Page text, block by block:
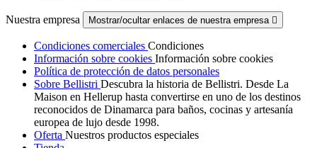
Nuestra empresa Mostrar/ocultar enlaces de nuestra empresa 
Condiciones comerciales Condiciones
Información sobre cookies Información sobre cookies
Política de protección de datos personales
Sobre Bellistri Descubra la historia de Bellistri. Desde La
Maison en Hellerup hasta convertirse en uno de los destinos
reconocidos de Dinamarca para baños, cocinas y artesanía
europea de lujo desde 1998.
Oferta Nuestros productos especiales